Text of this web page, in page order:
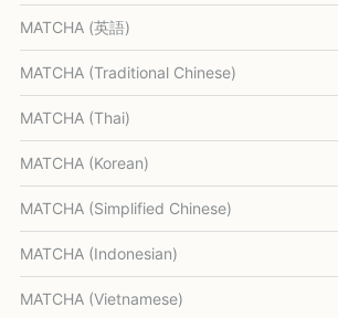
MATCHA (英語)
MATCHA (Traditional Chinese)
MATCHA (Thai)
MATCHA (Korean)
MATCHA (Simplified Chinese)
MATCHA (Indonesian)
MATCHA (Vietnamese)